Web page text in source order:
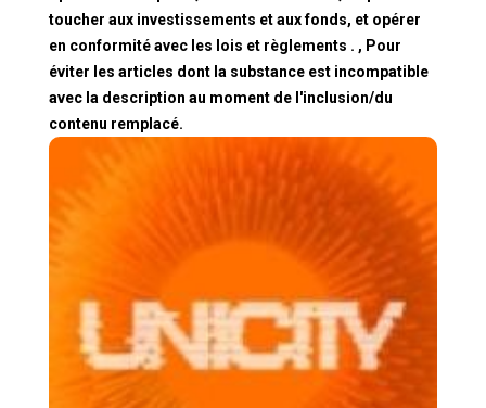
toucher aux investissements et aux fonds, et opérer
en conformité avec les lois et règlements . , Pour
éviter les articles dont la substance est incompatible
avec la description au moment de l'inclusion/du
contenu remplacé.